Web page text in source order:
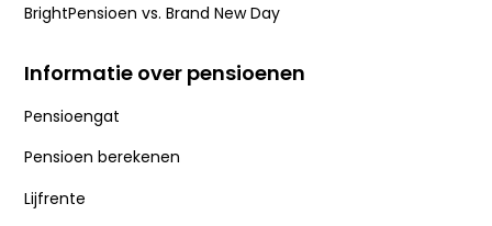
BrightPensioen vs. Brand New Day
Informatie over pensioenen
Pensioengat
Pensioen berekenen
Lijfrente